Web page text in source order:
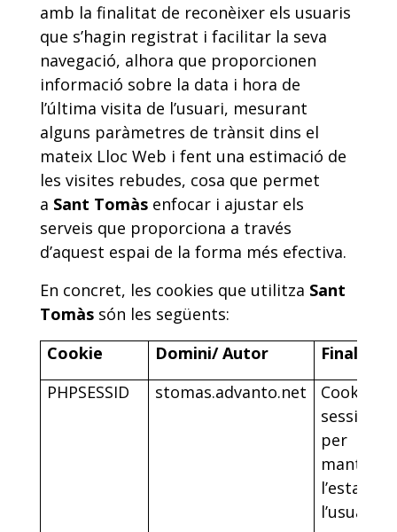
amb la finalitat de reconèixer els usuaris
que s’hagin registrat i facilitar la seva
navegació, alhora que proporcionen
informació sobre la data i hora de
l’última visita de l’usuari, mesurant
alguns paràmetres de trànsit dins el
mateix Lloc Web i fent una estimació de
les visites rebudes, cosa que permet
a Sant Tomàs enfocar i ajustar els
serveis que proporciona a través
d’aquest espai de la forma més efectiva.
En concret, les cookies que utilitza Sant
Tomàs són les següents:
Cookie
Domini/ Autor
Finalitat
PHPSESSID
stomas.advanto.net
Cookie de
sessió
per
mantenir
l’estat de
l’usuari.